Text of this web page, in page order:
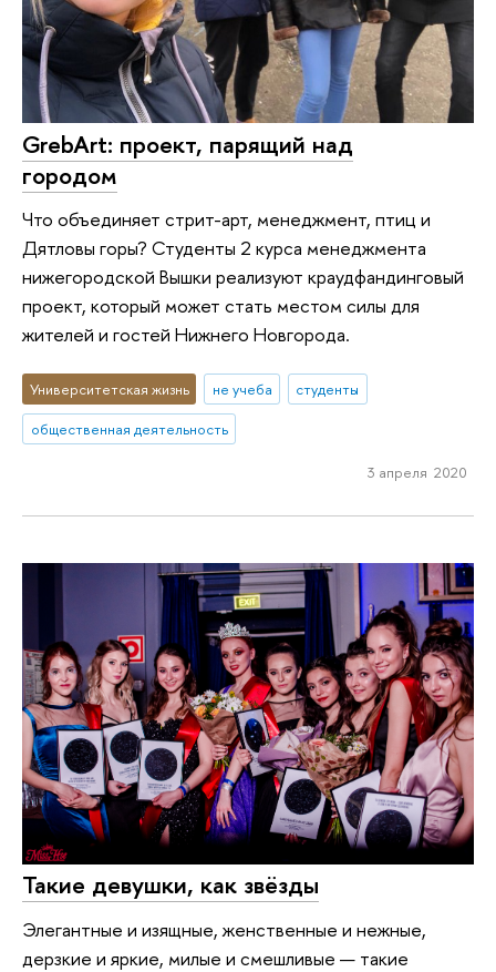
GrebArt: проект, парящий над
городом
Что объединяет стрит-арт, менеджмент, птиц и
Дятловы горы? Студенты 2 курса менеджмента
нижегородской Вышки реализуют краудфандинговый
проект, который может стать местом силы для
жителей и гостей Нижнего Новгорода.
Университетская жизнь не учеба
студенты
общественная деятельность
3 апреля 2020
Такие девушки, как звёзды
Элегантные и изящные, женственные и нежные,
дерзкие и яркие, милые и смешливые — такие